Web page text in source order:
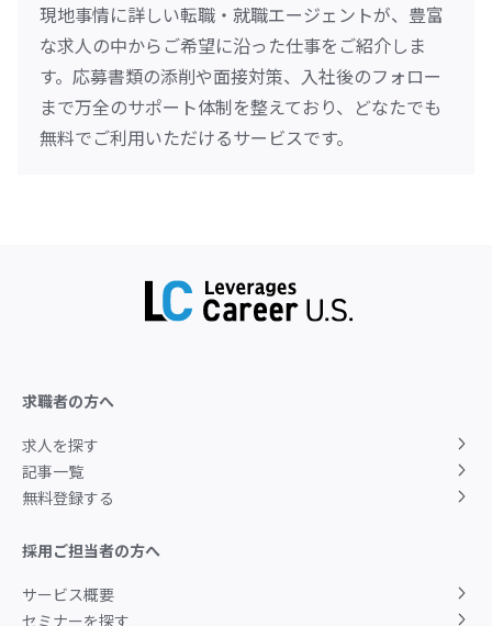
現地事情に詳しい転職・就職エージェントが、豊富
な求人の中からご希望に沿った仕事をご紹介しま
す。応募書類の添削や面接対策、入社後のフォロー
まで万全のサポート体制を整えており、どなたでも
無料でご利用いただけるサービスです。
求職者の方へ
求人を探す
記事一覧
無料登録する
採用ご担当者の方へ
サービス概要
セミナーを探す